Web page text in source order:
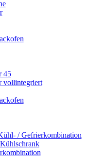
45
vollintegriert
/ Gefrierkombination